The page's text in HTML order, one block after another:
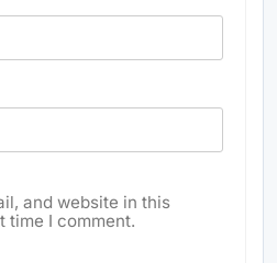
and website in this
time I comment.